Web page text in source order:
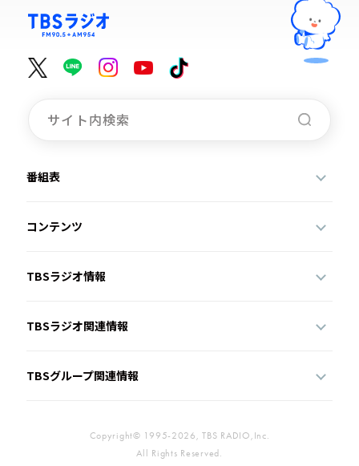
番組表
コンテンツ
TBSラジオ情報
TBSラジオ関連情報
TBSグループ関連情報
Copyright© 1995-2026, TBS RADIO,Inc.
All Rights Reserved.